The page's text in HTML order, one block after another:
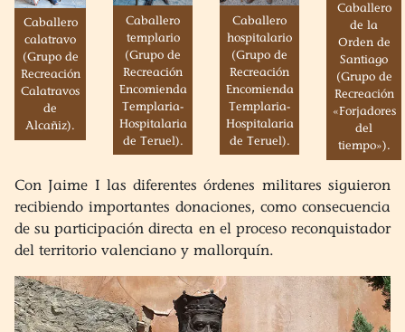
Caballero
calatravo
(Grupo de
Recreación
Calatravos
de
Alcañiz).
Caballero
templario
(Grupo de
Recreación
Encomienda
Templaria-
Hospitalaria
de Teruel).
Caballero
hospitalario
(Grupo de
Recreación
Encomienda
Templaria-
Hospitalaria
de Teruel).
Caballero
de la
Orden de
Santiago
(Grupo de
Recreación
«Forjadores
del
tiempo»).
Con Jaime I las diferentes órdenes militares siguieron
recibiendo importantes donaciones, como consecuencia
de su participación directa en el proceso reconquistador
del territorio valenciano y mallorquín.